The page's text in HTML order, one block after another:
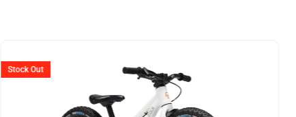
Stock Out
Preis
war: